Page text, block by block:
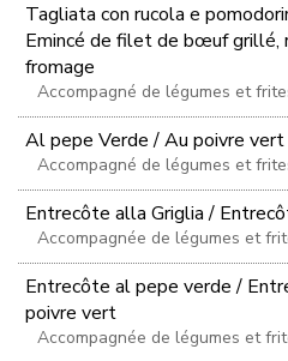
Tagliata con rucola e
Emincé de filet de bœuf
fromage
Accompagné de légumes et
Al pepe Verde / Au poivre vert
Accompagné de légumes et
Entrecôte alla Griglia /
Accompagnée de légumes et
Entrecôte al pepe verde /
poivre vert
Accompagnée de légumes et